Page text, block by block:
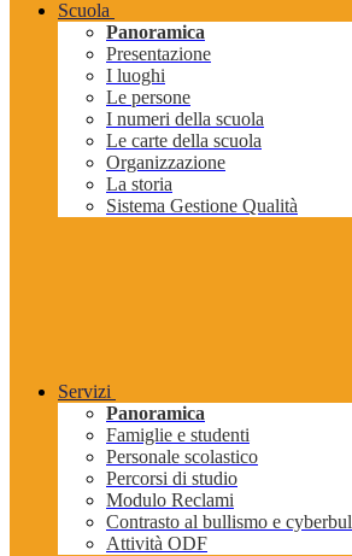
Scuola
Panoramica
Presentazione
I luoghi
Le persone
I numeri della scuola
Le carte della scuola
Organizzazione
La storia
Sistema Gestione Qualità
Servizi
Panoramica
Famiglie e studenti
Personale scolastico
Percorsi di studio
Modulo Reclami
Contrasto al bullismo e
Attività ODF